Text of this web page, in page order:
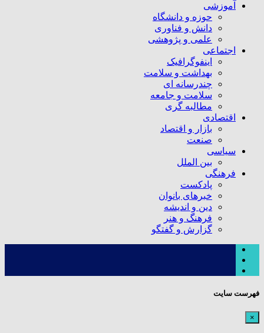
آموزشی
حوزه و دانشگاه
دانش و فناوری
علمی و پژوهشی
اجتماعی
اینفوگرافیک
بهداشت و سلامت
چندرسانه ای
سلامت و جامعه
مطالبه گری
اقتصادی
بازار و اقتصاد
صنعت
سیاسی
بین الملل
فرهنگی
پادکست
خبرهای بانوان
دین و اندیشه
فرهنگ و هنر
گزارش و گفتگو
فهرست سایت
×